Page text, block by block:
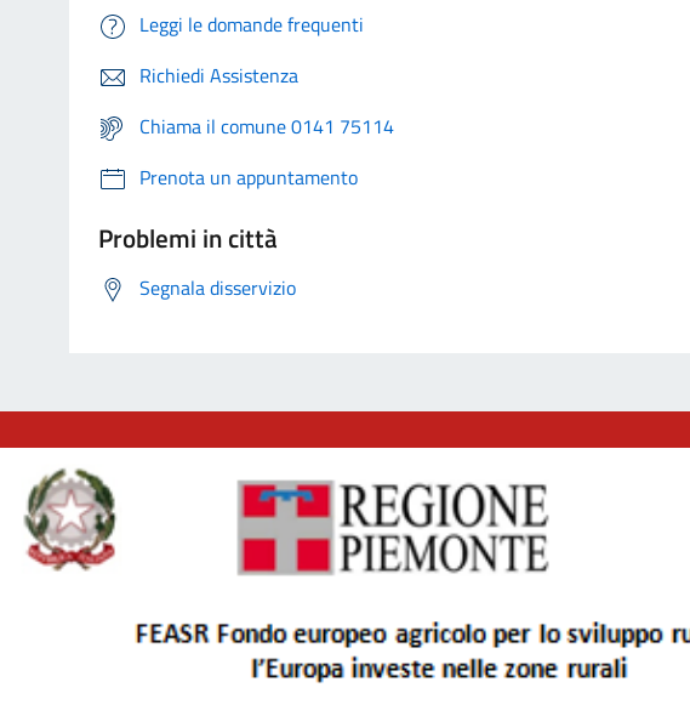
Leggi le domande frequenti
Richiedi Assistenza
Chiama il comune 0141 75114
Prenota un appuntamento
Problemi in città
Segnala disservizio